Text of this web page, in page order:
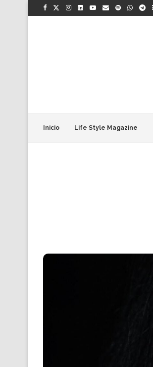
Inicio Life Style Magazine